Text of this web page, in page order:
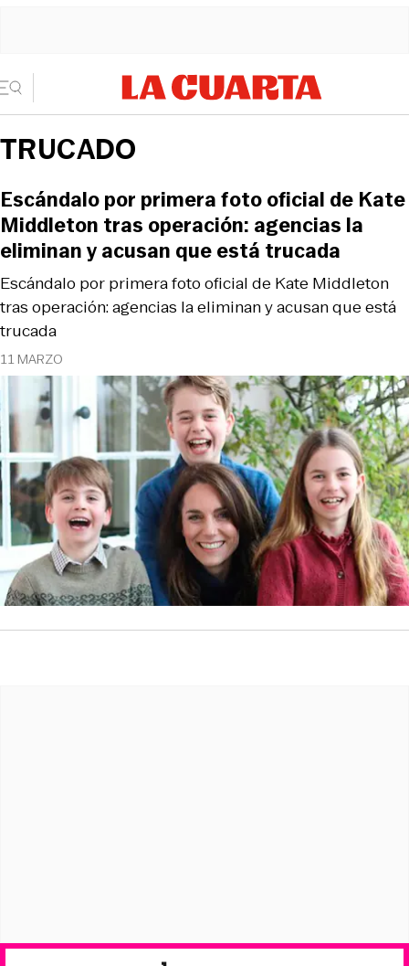
TRUCADO
11 MARZO
Escándalo por primera foto oficial de Kate Middleton
tras operación: agencias la eliminan y acusan que está
trucada
Escándalo por primera foto oficial de Kate
Middleton tras operación: agencias la
eliminan y acusan que está trucada